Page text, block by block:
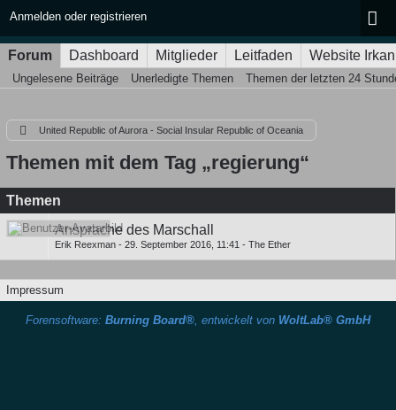
Anmelden oder registrieren
Forum Dashboard Mitglieder Leitfaden Website
Ungelesene Beiträge Unerledigte Themen Themen der letzten 24
United Republic of Aurora - Social Insular Republic of Oceania
Themen mit dem Tag „regierung“
Themen
Ansprache des Marschall
Erik Reexman - 29. September 2016, 11:41 - The Ether
Impressum
Forensoftware: Burning Board®, entwickelt von WoltLab® GmbH